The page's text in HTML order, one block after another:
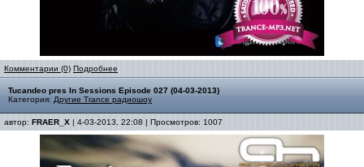
Комментарии (0) Подробнее
Tucandeo pres In Sessions Episode 027 (04-03-2013)
Категория: Другие Trance радиошоу
автор: FRAER_X | 4-03-2013, 22:08 | Просмотров: 1007